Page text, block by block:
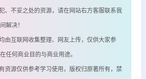
、不妥之处的资源，请在网站右方客服联系我
解决！
由互联网收集整理、网友上传，仅供大家参
任何商业目的与商业用途。
资源仅供参考学习使用，版权归原著所有，禁